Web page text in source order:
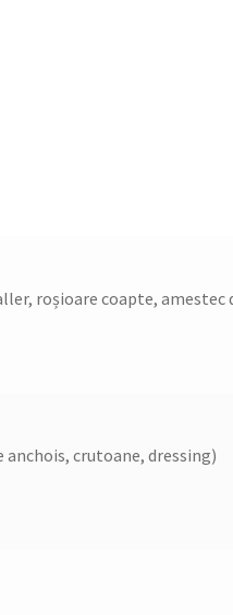
roșioare coapte, amestec
crutoane, dressing)